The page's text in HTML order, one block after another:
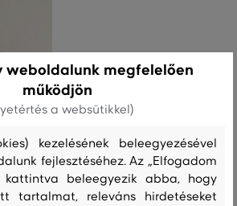
weboldalunk megfelelően
működjön
a websütikkel)
kezelésének beleegyezésével
fejlesztéséhez. Az „Elfogadom
beleegyezik abba, hogy
tartalmat, releváns hirdetéseket